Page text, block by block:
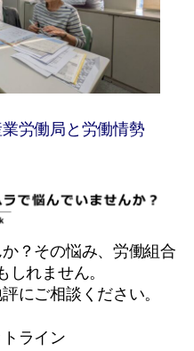
労働局と労働情勢
？その悩み、労働組合
しれません。
にご相談ください。
トライン